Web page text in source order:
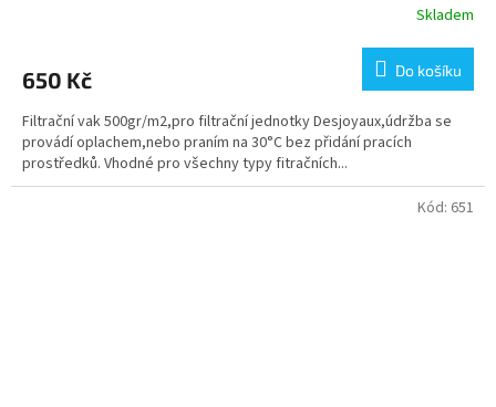
Skladem
650 Kč Do košíku
Filtrační vak 500gr/m2,pro filtrační jednotky Desjoyaux,údržba se
provádí oplachem,nebo praním na 30°C bez přidání pracích
prostředků. Vhodné pro všechny typy fitračních...
Kód: 651